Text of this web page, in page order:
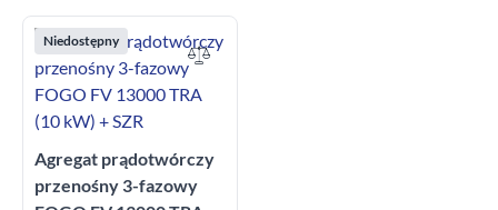
Niedostępny
Agregat prądotwórczy
przenośny 3-fazowy